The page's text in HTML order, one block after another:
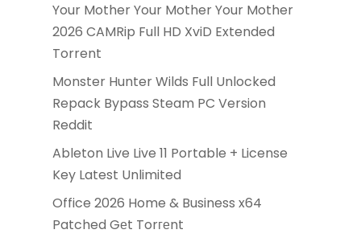
Your Mother Your Mother Your Mother
2026 CAMRip Full HD XviD Extended
Torrent
Monster Hunter Wilds Full Unlocked
Repack Bypass Steam PC Version
Reddit
Ableton Live Live 11 Portable + License
Key Latest Unlimited
Office 2026 Home & Business x64
Patched Gеt Torгеnt